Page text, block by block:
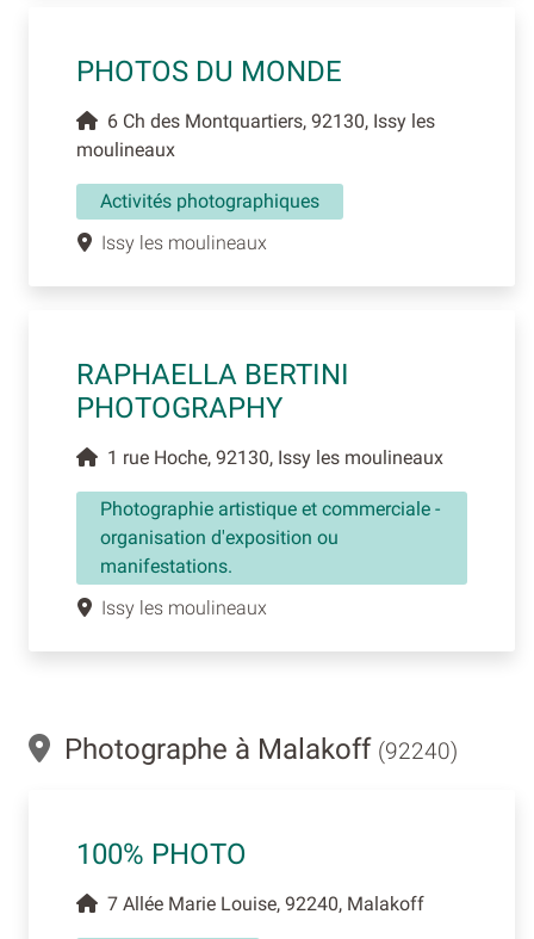
PHOTOS DU MONDE
6 Ch des Montquartiers, 92130, Issy les
moulineaux
Activités photographiques
Issy les moulineaux
RAPHAELLA BERTINI
PHOTOGRAPHY
1 rue Hoche, 92130, Issy les moulineaux
Photographie artistique et commerciale -
organisation d'exposition ou
manifestations.
Issy les moulineaux
Photographe à Malakoff (92240)
100% PHOTO
7 Allée Marie Louise, 92240, Malakoff